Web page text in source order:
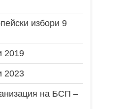
избори 9
2019
2023
на БСП –